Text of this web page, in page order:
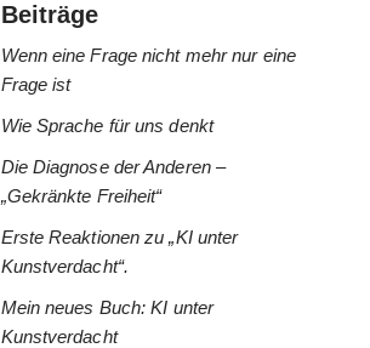
Beiträge
Wenn eine Frage nicht mehr nur eine
Frage ist
Wie Sprache für uns denkt
Die Diagnose der Anderen –
„Gekränkte Freiheit“
Erste Reaktionen zu „KI unter
Kunstverdacht“.
Mein neues Buch: KI unter
Kunstverdacht